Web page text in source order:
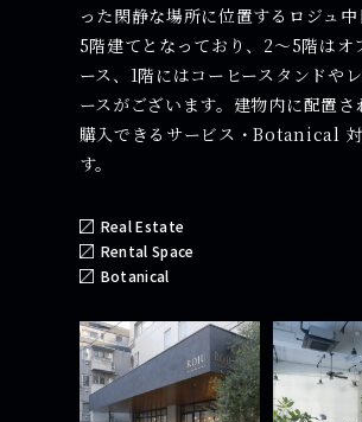
った閑静な場所に位置するロジュ
5階建てとなっており、2〜5階はオ
ース、1階にはコーヒースタンドや
ースがございます。建物内に配置さ
購入できるサービス・Botanical
す。
Real Estate
Rental Space
Botanical